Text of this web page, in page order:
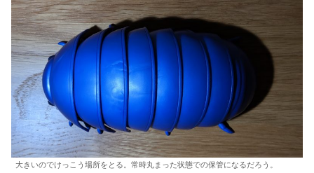
大きいのでけっこう場所をとる。常時丸まった状態での保管になるだろう。